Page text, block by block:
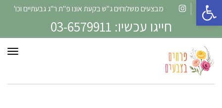
פתח סרגל נגישות
Facebook
מבצעים משלוחים ג"ש בקעת אונו פ"ת ר"ג גבעתיים וכו'
חייגו עכשיו: 03-6579911